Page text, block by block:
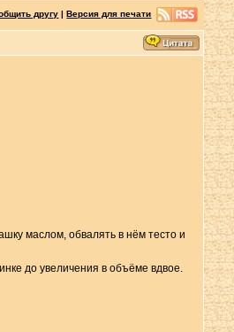
другу |Версия для печати
маслом, обвалять в нём тесто и
до увеличения в объёме вдвое.